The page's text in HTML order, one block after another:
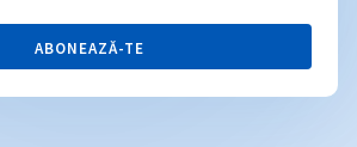
ABONEAZĂ-TE